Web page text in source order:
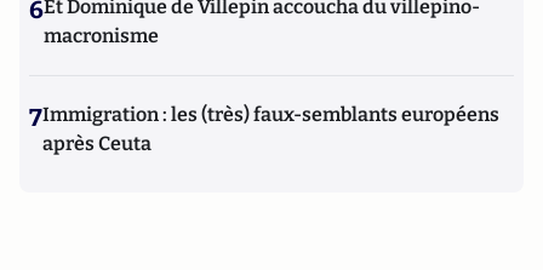
6Et Dominique de Villepin accoucha du villepino-
macronisme
7Immigration : les (très) faux-semblants européens
après Ceuta